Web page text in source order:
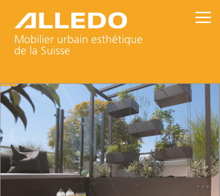
Mobilier urbain esthétique
de la Suisse